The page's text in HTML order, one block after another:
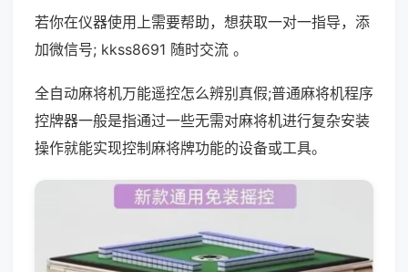
若你在仪器使用上需要帮助，想获取一对一指导，添
加微信号; kkss8691 随时交流 。
全自动麻将机万能遥控怎么辨别真假;普通麻将机程序
控牌器一般是指通过一些无需对麻将机进行复杂安装
操作就能实现控制麻将牌功能的设备或工具。